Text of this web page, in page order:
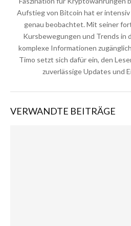
Aufstieg von Bitcoin hat er
genau beobachtet. Mit seiner
Kursbewegungen und Trends in
komplexe Informationen
Timo setzt sich dafür ein, den
zuverlässige Updates und
VERWANDTE BEITRÄGE